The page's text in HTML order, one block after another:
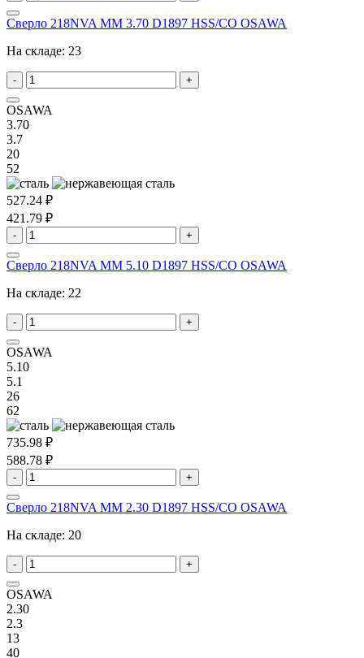
Сверло 218NVA MM 3.70 D1897 HSS/CO OSAWA
На складе: 23
- +
OSAWA
3.70
3.7
20
52
527.24 ₽
421.79 ₽
- +
Сверло 218NVA MM 5.10 D1897 HSS/CO OSAWA
На складе: 22
- +
OSAWA
5.10
5.1
26
62
735.98 ₽
588.78 ₽
- +
Сверло 218NVA MM 2.30 D1897 HSS/CO OSAWA
На складе: 20
- +
OSAWA
2.30
2.3
13
40